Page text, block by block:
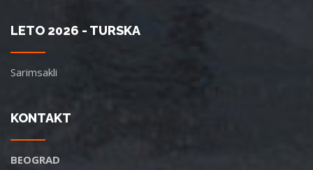
LETO 2026 - TURSKA
Sarimsakli
KONTAKT
BEOGRAD